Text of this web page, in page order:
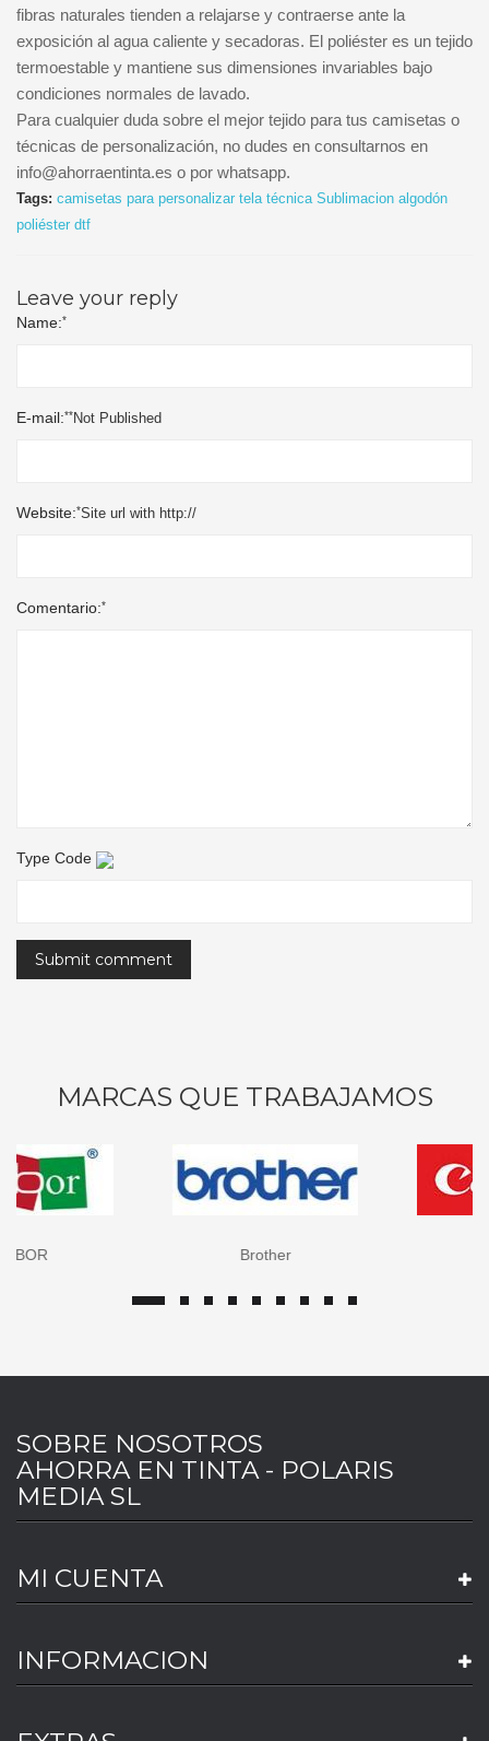
fibras naturales tienden a relajarse y contraerse ante la
exposición al agua caliente y secadoras. El poliéster es un tejido
termoestable y mantiene sus dimensiones invariables bajo
condiciones normales de lavado.
Para cualquier duda sobre el mejor tejido para tus camisetas o
técnicas de personalización, no dudes en consultarnos en
info@ahorraentinta.es o por whatsapp.
Tags: camisetas para personalizar tela técnica Sublimacion algodón
poliéster dtf
Leave your reply
Name:*
E-mail:**Not Published
Website:*Site url with http://
Comentario:*
Type Code
MARCAS QUE TRABAJAMOS
SOBRE NOSOTROS
AHORRA EN TINTA - POLARIS
MEDIA SL
MI CUENTA
INFORMACION